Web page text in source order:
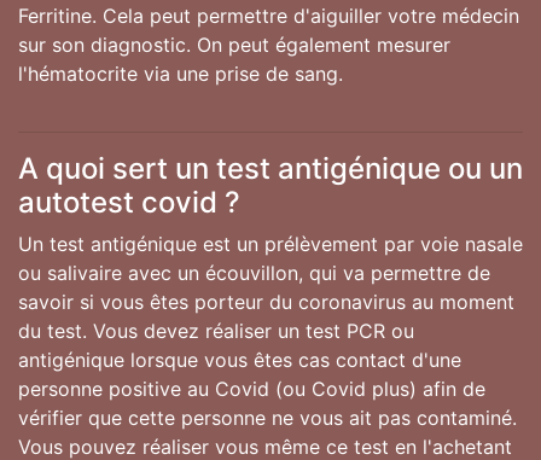
Ferritine. Cela peut permettre d'aiguiller votre médecin
sur son diagnostic. On peut également mesurer
l'hématocrite via une prise de sang.
A quoi sert un test antigénique ou un
autotest covid ?
Un test antigénique est un prélèvement par voie nasale
ou salivaire avec un écouvillon, qui va permettre de
savoir si vous êtes porteur du coronavirus au moment
du test. Vous devez réaliser un test PCR ou
antigénique lorsque vous êtes cas contact d'une
personne positive au Covid (ou Covid plus) afin de
vérifier que cette personne ne vous ait pas contaminé.
Vous pouvez réaliser vous même ce test en l'achetant